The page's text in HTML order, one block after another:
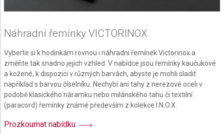
Náhradní řemínky VICTORINOX
Vyberte si k hodinkám rovnou i náhradní řemínek Victorinox a
změňte tak snadno jejich vzhled. V nabídce jsou řemínky kaučukové
a kožené, k dispozici v různých barvách, abyste je mohli sladit
například s barvou číselníku. Nechybí ani tahy z nerezové oceli v
podobě klasického náramku nebo milánského tahu či textilní
(paracord) řemínky známé především z kolekce I.N.O.X.
Prozkoumat nabídku